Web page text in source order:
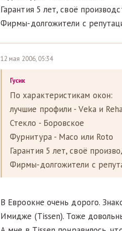
Гарантия 5 лет, своё
Фирмы-долгожители с
12 мая 2006, 05:34
Гусик
По характеристикам окон:
лучшие профили - Veka и
Стекло - Боровское
Фурнитура - Масо или Roto
Гарантия 5 лет, своё
Фирмы-долгожители с
В Евроокне очень дорого.
Имидже (Tissen). Тоже